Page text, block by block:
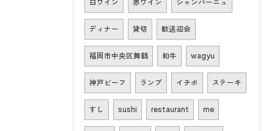
白ワイン 赤ワイン シャンパーニュ
ディナー 貸切 歓送迎会
福岡市中央区舞鶴 和牛 wagyu
神戸ビーフ ランプ イチボ ステーキ
すし sushi restaurant me